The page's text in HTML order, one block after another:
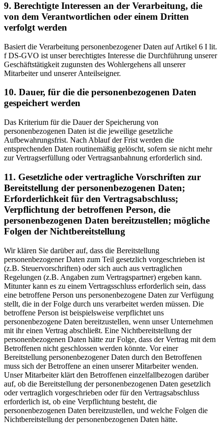
9. Berechtigte Interessen an der Verarbeitung, die
von dem Verantwortlichen oder einem Dritten
verfolgt werden
Basiert die Verarbeitung personenbezogener Daten auf Artikel 6 I lit.
f DS-GVO ist unser berechtigtes Interesse die Durchführung unserer
Geschäftstätigkeit zugunsten des Wohlergehens all unserer
Mitarbeiter und unserer Anteilseigner.
10. Dauer, für die die personenbezogenen Daten
gespeichert werden
Das Kriterium für die Dauer der Speicherung von
personenbezogenen Daten ist die jeweilige gesetzliche
Aufbewahrungsfrist. Nach Ablauf der Frist werden die
entsprechenden Daten routinemäßig gelöscht, sofern sie nicht mehr
zur Vertragserfüllung oder Vertragsanbahnung erforderlich sind.
11. Gesetzliche oder vertragliche Vorschriften zur
Bereitstellung der personenbezogenen Daten;
Erforderlichkeit für den Vertragsabschluss;
Verpflichtung der betroffenen Person, die
personenbezogenen Daten bereitzustellen; mögliche
Folgen der Nichtbereitstellung
Wir klären Sie darüber auf, dass die Bereitstellung
personenbezogener Daten zum Teil gesetzlich vorgeschrieben ist
(z.B. Steuervorschriften) oder sich auch aus vertraglichen
Regelungen (z.B. Angaben zum Vertragspartner) ergeben kann.
Mitunter kann es zu einem Vertragsschluss erforderlich sein, dass
eine betroffene Person uns personenbezogene Daten zur Verfügung
stellt, die in der Folge durch uns verarbeitet werden müssen. Die
betroffene Person ist beispielsweise verpflichtet uns
personenbezogene Daten bereitzustellen, wenn unser Unternehmen
mit ihr einen Vertrag abschließt. Eine Nichtbereitstellung der
personenbezogenen Daten hätte zur Folge, dass der Vertrag mit dem
Betroffenen nicht geschlossen werden könnte. Vor einer
Bereitstellung personenbezogener Daten durch den Betroffenen
muss sich der Betroffene an einen unserer Mitarbeiter wenden.
Unser Mitarbeiter klärt den Betroffenen einzelfallbezogen darüber
auf, ob die Bereitstellung der personenbezogenen Daten gesetzlich
oder vertraglich vorgeschrieben oder für den Vertragsabschluss
erforderlich ist, ob eine Verpflichtung besteht, die
personenbezogenen Daten bereitzustellen, und welche Folgen die
Nichtbereitstellung der personenbezogenen Daten hätte.